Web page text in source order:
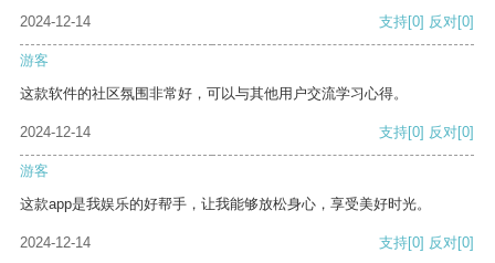
2024-12-14
支持[0] 反对[0]
游客
这款软件的社区氛围非常好，可以与其他用户交流学习心得。
2024-12-14 支持[0] 反对[0]
游客
这款app是我娱乐的好帮手，让我能够放松身心，享受美好时光。
2024-12-14 支持[0] 反对[0]